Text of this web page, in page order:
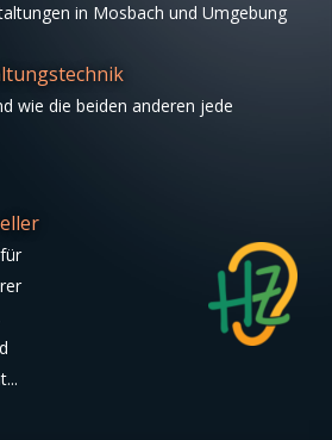
in Mosbach und Umgebung
wie die beiden anderen jede